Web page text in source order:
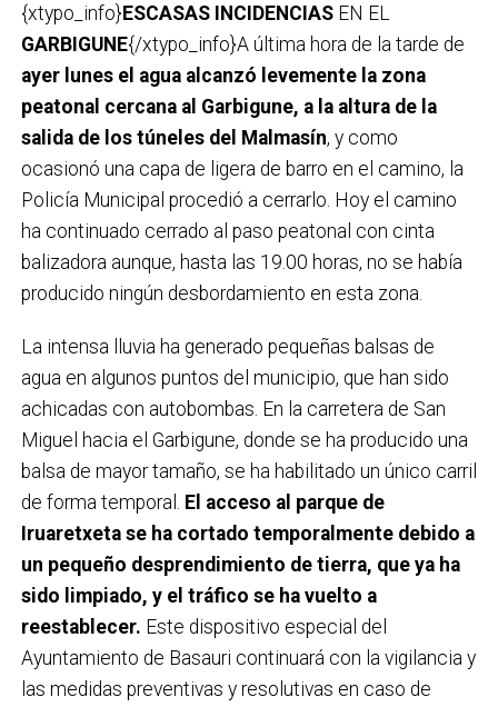
{xtypo_info}ESCASAS INCIDENCIASEN EL
GARBIGUNE{/xtypo_info}A última hora de la tarde de
ayer lunes el agua alcanzó levemente la zona
peatonal cercana al Garbigune, a la altura de la
salida de los túneles del Malmasín, y como
ocasionó una capa de ligera de barro en el camino, la
Policía Municipal procedió a cerrarlo. Hoy el camino
ha continuado cerrado al paso peatonal con cinta
balizadora aunque, hasta las 19.00 horas, no se había
producido ningún desbordamiento en esta zona.
La intensa lluvia ha generado pequeñas balsas de
agua en algunos puntos del municipio, que han sido
achicadas con autobombas. En la carretera de San
Miguel hacia el Garbigune, donde se ha producido una
balsa de mayor tamaño, se ha habilitado un único carril
de forma temporal. El acceso al parque de
Iruaretxeta se ha cortado temporalmente debido a
un pequeño desprendimiento de tierra, que ya ha
sido limpiado, y el tráfico se ha vuelto a
reestablecer. Este dispositivo especial del
Ayuntamiento de Basauri continuará con la vigilancia y
las medidas preventivas y resolutivas en caso de